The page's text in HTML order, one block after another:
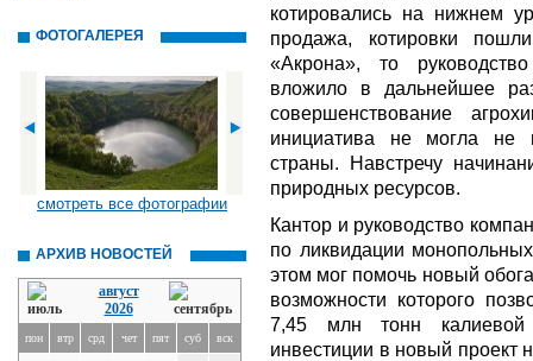
ФОТОГАЛЕРЕЯ
смотреть все фотографии
АРХИВ НОВОСТЕЙ
август
2026
пон втр срд чет пят суб вск
котировались на нижнем
продажа, котировки
«Акрона», то
вложило в дальнейшее
совершенствование
инициатива не могла не
страны. Навстречу
природных ресурсов.
Кантор и руководство
по ликвидации
этом мог помочь новый
возможности которого
7,45 млн тонн калиевой
инвестиции в новый проект